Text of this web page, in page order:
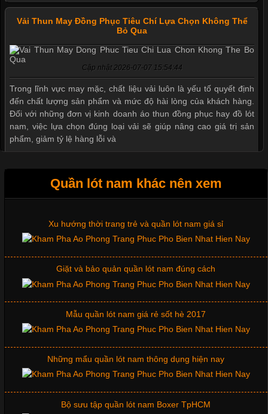
Vải Thun May Đồng Phục Tiêu Chí Lựa Chọn Không Thể
Bỏ Qua
Cập nhật 2026-07-07 15:54:44
Trong lĩnh vực may mặc, chất liệu vải luôn là yếu tố quyết định
đến chất lượng sản phẩm và mức độ hài lòng của khách hàng.
Đối với những đơn vị kinh doanh áo thun đồng phục hay đồ lót
nam, việc lựa chọn đúng loại vải sẽ giúp nâng cao giá trị sản
phẩm, giảm tỷ lệ hàng lỗi và
Áo thun là một trong những trang phục phổ biến nhất hiện nay
nhờ tính tiện dụng, dễ phối đồ và phù hợp với nhiều đối tượng.
quan trọng tạo nên phong cách riêng cho từng sản phẩm. Mỗi
loại cổ áo sẽ mang đến một vẻ đẹp khác
Những Mẫu Áo Thun Đồng Phục Công Ty Được Ưa
Chuộng Hiện Nay
Quần lót nam khác nên xem
Mẫu quần short quần lót nam nữ hè thu 2017
Thị hiều quần lót nam bơi lội nam và nữ 2017
Xu hướng thời trang trẻ và quần lót nam giá sỉ
Giặt và bảo quản quần lót nam đúng cách
Mẫu quần lót nam giá rẻ sốt hè 2017
Những mẩu quần lót nam thông dụng hiện nay
Bộ sưu tập quần lót nam Boxer TpHCM
Quần lót nam boxer thun lạnh